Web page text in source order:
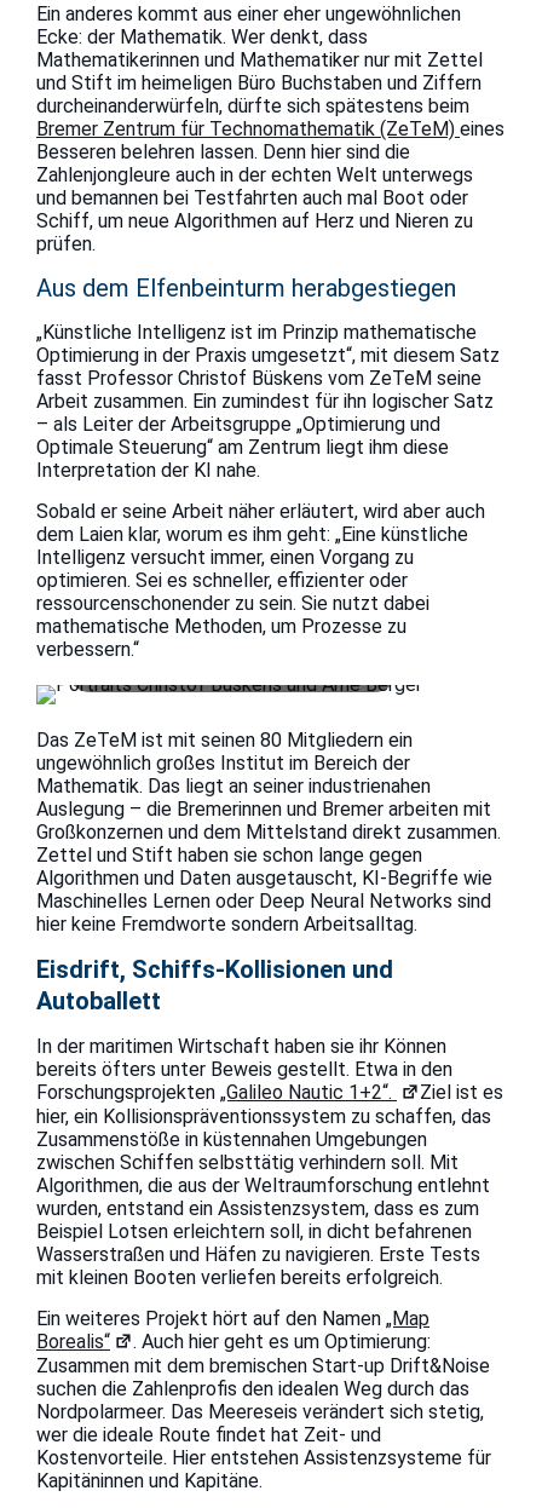
Ein anderes kommt aus einer eher ungewöhnlichen
Ecke: der Mathematik. Wer denkt, dass
Mathematikerinnen und Mathematiker nur mit Zettel
und Stift im heimeligen Büro Buchstaben und Ziffern
durcheinanderwürfeln, dürfte sich spätestens beim
Bremer Zentrum für Technomathematik (ZeTeM) eines
Besseren belehren lassen. Denn hier sind die
Zahlenjongleure auch in der echten Welt unterwegs
und bemannen bei Testfahrten auch mal Boot oder
Schiff, um neue Algorithmen auf Herz und Nieren zu
prüfen.
Aus dem Elfenbeinturm herabgestiegen
„Künstliche Intelligenz ist im Prinzip mathematische
Optimierung in der Praxis umgesetzt“, mit diesem Satz
fasst Professor Christof Büskens vom ZeTeM seine
Arbeit zusammen. Ein zumindest für ihn logischer Satz
– als Leiter der Arbeitsgruppe „Optimierung und
Optimale Steuerung“ am Zentrum liegt ihm diese
Interpretation der KI nahe.
Sobald er seine Arbeit näher erläutert, wird aber auch
dem Laien klar, worum es ihm geht: „Eine künstliche
Intelligenz versucht immer, einen Vorgang zu
optimieren. Sei es schneller, effizienter oder
ressourcenschonender zu sein. Sie nutzt dabei
mathematische Methoden, um Prozesse zu
verbessern.“
Experten u.a. für maritime KI: Christof
Das ZeTeM ist mit seinen 80 Mitgliedern ein
ungewöhnlich großes Institut im Bereich der
Mathematik. Das liegt an seiner industrienahen
Auslegung – die Bremerinnen und Bremer arbeiten mit
Großkonzernen und dem Mittelstand direkt zusammen.
Zettel und Stift haben sie schon lange gegen
Algorithmen und Daten ausgetauscht, KI-Begriffe wie
Maschinelles Lernen oder Deep Neural Networks sind
hier keine Fremdworte sondern Arbeitsalltag.
Eisdrift, Schiffs-Kollisionen und
Autoballett
In der maritimen Wirtschaft haben sie ihr Können
bereits öfters unter Beweis gestellt. Etwa in den
Forschungsprojekten „Galileo Nautic 1+2“.
Ziel ist es
hier, ein Kollisionspräventionssystem zu schaffen, das
Zusammenstöße in küstennahen Umgebungen
zwischen Schiffen selbsttätig verhindern soll. Mit
Algorithmen, die aus der Weltraumforschung entlehnt
wurden, entstand ein Assistenzsystem, dass es zum
Beispiel Lotsen erleichtern soll, in dicht befahrenen
Wasserstraßen und Häfen zu navigieren. Erste Tests
mit kleinen Booten verliefen bereits erfolgreich.
Ein weiteres Projekt hört auf den Namen „Map
Borealis“
. Auch hier geht es um Optimierung:
Zusammen mit dem bremischen Start-up Drift&Noise
suchen die Zahlenprofis den idealen Weg durch das
Nordpolarmeer. Das Meereseis verändert sich stetig,
wer die ideale Route findet hat Zeit- und
Kostenvorteile. Hier entstehen Assistenzsysteme für
Kapitäninnen und Kapitäne.